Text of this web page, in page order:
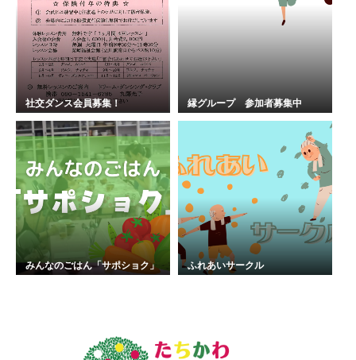
社交ダンス会員募集！ 縁グループ 参加者募集中
みんなのごはん「サポショク」 ふれあいサークル